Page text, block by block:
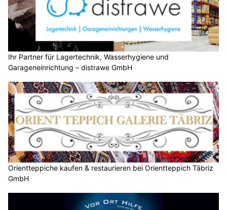
Ihr Partner für Lagertechnik, Wasserhygiene und
Garageneinrichtung – distrawe GmbH
Orientteppiche kaufen & restaurieren bei Orientteppich Täbriz
GmbH